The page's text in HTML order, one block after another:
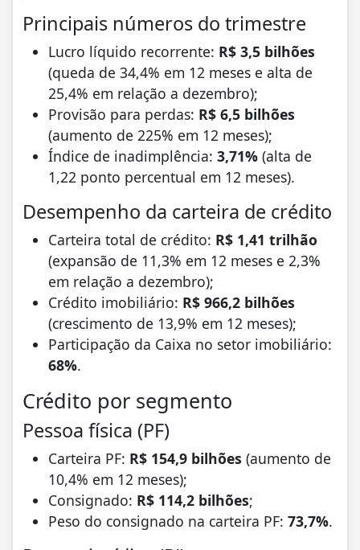
Principais números do trimestre
Lucro líquido recorrente: R$ 3,5 bilhões
(queda de 34,4% em 12 meses e alta de
25,4% em relação a dezembro);
Provisão para perdas: R$ 6,5 bilhões
(aumento de 225% em 12 meses);
Índice de inadimplência: 3,71% (alta de
1,22 ponto percentual em 12 meses).
Desempenho da carteira de crédito
Carteira total de crédito: R$ 1,41 trilhão
(expansão de 11,3% em 12 meses e 2,3%
em relação a dezembro);
Crédito imobiliário: R$ 966,2 bilhões
(crescimento de 13,9% em 12 meses);
Participação da Caixa no setor imobiliário:
68%.
Crédito por segmento
Pessoa física (PF)
Carteira PF: R$ 154,9 bilhões (aumento de
10,4% em 12 meses);
Consignado: R$ 114,2 bilhões;
Peso do consignado na carteira PF: 73,7%.